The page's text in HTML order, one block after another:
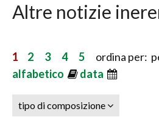
Altre notizie
1 2 3 4 5 ordina per:
alfabetico
data
tipo di composizione